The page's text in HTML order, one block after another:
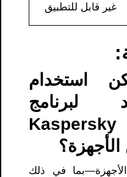
غير قابل للتطبيق
استخدام
لبرنامج
Kaspersky
في ذلك